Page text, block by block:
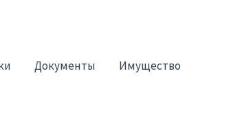
Документы Имущество